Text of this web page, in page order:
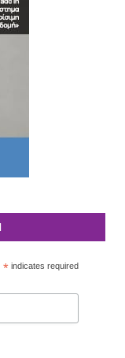
*indicates required